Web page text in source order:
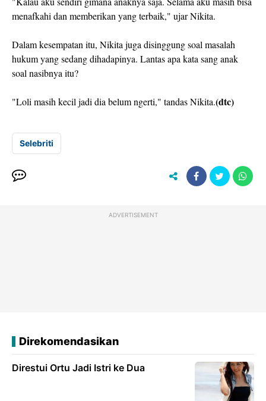
menafkahi dan memberikan yang terbaik," ujar Nikita.
Dalam kesempatan itu, Nikita juga disinggung soal masalah
hukum yang sedang dihadapinya. Lantas apa kata sang anak
soal nasibnya itu?
"Loli masih kecil jadi dia belum ngerti," tandas Nikita.(dtc)
Selebriti
ADVERTISEMENT
Direkomendasikan
Direstui Ortu Jadi Istri ke Dua